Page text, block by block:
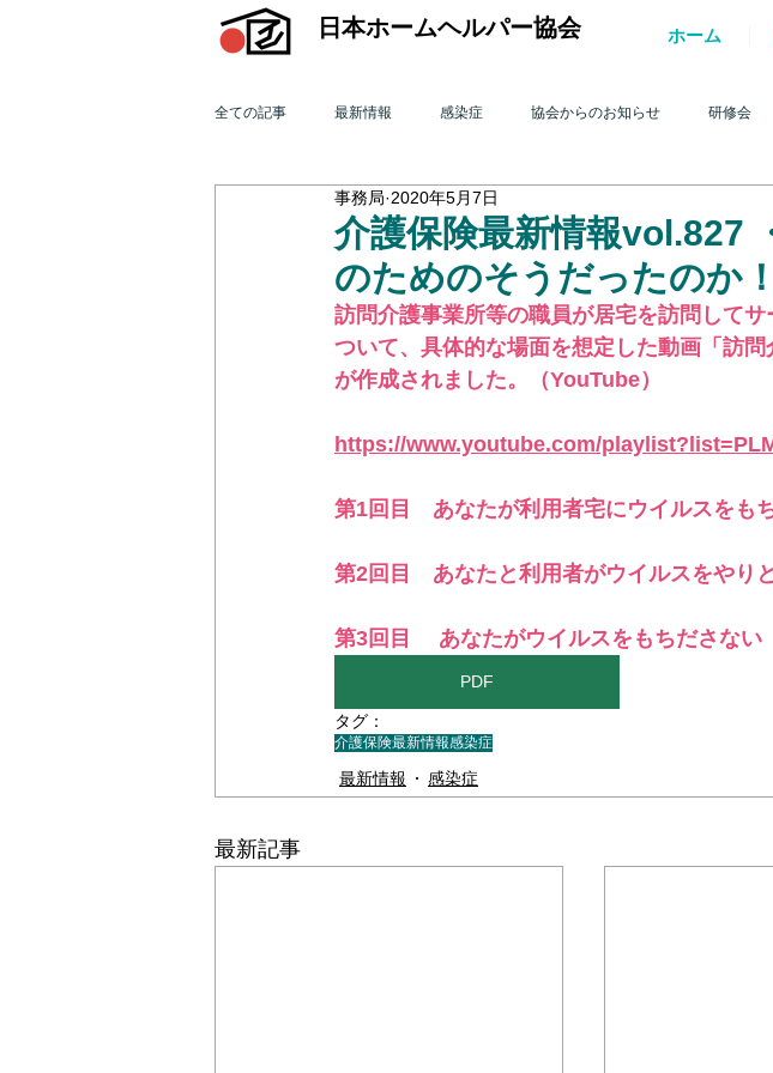
日本ホームヘルパー協会 ホーム
全ての記事 最新情報 感染症 協会からのお知らせ 研修会
機関誌「ホームヘルパー」 訪問介護を巡る動き
2015年 訪問介護を巡る動き 2014年 訪問介護を巡る動き 2013年
オンライン研修会 機関誌「ホームヘルパー」2022 テスト
介護保険最新情報vol.827
のためのそうだったのか
事務局 2020年5月7日
訪問介護事業所等の職員が居宅を訪問して
ついて、具体的な場面を想定した動画「訪
が作成されました。（YouTube）
https://www.youtube.com/
第1回目　あなたが利用者宅にウイルスをも
第2回目　あなたと利用者がウイルスをやり
第3回目　 あなたがウイルスをもちださない
PDF
タグ：
介護保険最新情報感染症
最新情報 感染症
最新記事